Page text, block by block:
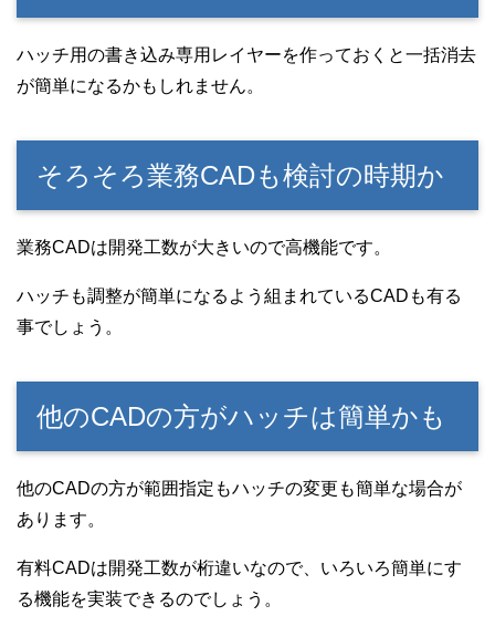
ハッチ用の書き込み専用レイヤーを作っておくと一括消去
が簡単になるかもしれません。
そろそろ業務CADも検討の時期か
業務CADは開発工数が大きいので高機能です。
ハッチも調整が簡単になるよう組まれているCADも有る
事でしょう。
他のCADの方がハッチは簡単かも
他のCADの方が範囲指定もハッチの変更も簡単な場合が
あります。
有料CADは開発工数が桁違いなので、いろいろ簡単にす
る機能を実装できるのでしょう。